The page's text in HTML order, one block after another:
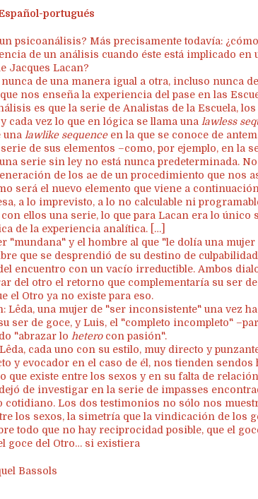
portugués
psicoanálisis? Más precisamente todavía:
de un análisis cuando éste está implicado en
Jacques Lacan?
de una manera igual a otra, incluso nunca
nos enseña la experiencia del pase en las
es que la serie de Analistas de la Escuela,
cada vez lo que en lógica se llama una lawless
una lawlike sequence en la que se conoce de
de sus elementos –como, por ejemplo, en la
una serie sin ley no está nunca predeterminada.
de los ae de un procedimiento que nos
será el nuevo elemento que viene a
a lo imprevisto, a lo no calculable ni
ellos una serie, lo que para Lacan era lo único
de la experiencia analítica. […]
"mundana" y el hombre al que "le dolía una mujer
que se desprendió de su destino de
encuentro con un vacío irreductible. Ambos
del otro el retorno que complementaría su ser
el Otro ya no existe para eso.
Lêda, una mujer de "ser inconsistente" una vez
ser de goce, y Luis, el "completo incompleto"
"abrazar lo hetero con pasión".
cada uno con su estilo, muy directo y
y evocador en el caso de él, nos tienden sendos
que existe entre los sexos y en su falta de
de investigar en la serie de impasses
cotidiano. Los dos testimonios no sólo nos
los sexos, la simetría que la vindicación de los
todo que no hay reciprocidad posible, que el
goce del Otro… si existiera
Bassols